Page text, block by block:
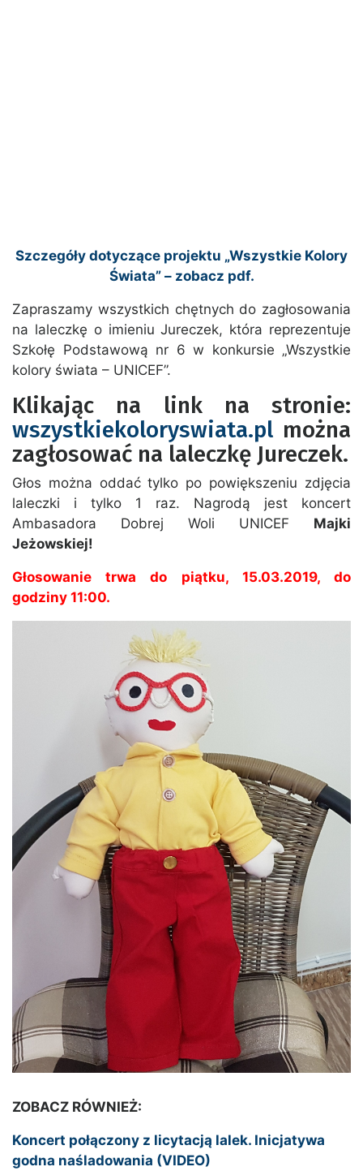
Szczegóły dotyczące projektu „Wszystkie Kolory
Świata” – zobacz pdf.
Zapraszamy wszystkich chętnych do zagłosowania
na laleczkę o imieniu Jureczek, która reprezentuje
Szkołę Podstawową nr 6 w konkursie „Wszystkie
kolory świata – UNICEF”.
Klikając na link na stronie:
wszystkiekoloryswiata.pl można
zagłosować na laleczkę Jureczek.
Głos można oddać tylko po powiększeniu zdjęcia
laleczki i tylko 1 raz. Nagrodą jest koncert
Ambasadora Dobrej Woli UNICEF Majki
Jeżowskiej!
Głosowanie trwa do piątku, 15.03.2019, do
godziny 11:00.
ZOBACZ RÓWNIEŻ:
Koncert połączony z licytacją lalek. Inicjatywa
godna naśladowania (VIDEO)